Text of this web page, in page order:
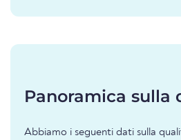
Panoramica sulla
Abbiamo i seguenti dati sulla